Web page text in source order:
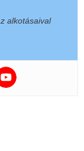
alkotásaival